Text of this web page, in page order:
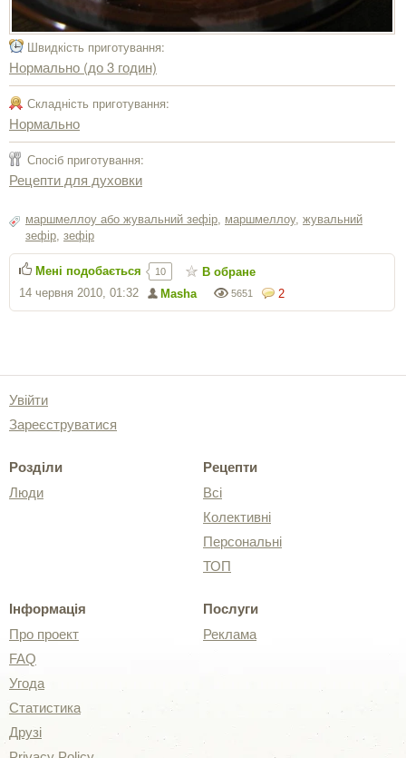
Швидкість приготування:
Нормально (до 3 годин)
Складність приготування:
Нормально
Спосіб приготування:
Рецепти для духовки
маршмеллоу або жувальний зефір, маршмеллоу, жувальний
зефір, зефір
2
5651
Masha
14 червня 2010, 01:32
Мені подобається 10 В обране
Увійти
Зареєструватися
Розділи
Люди
Рецепти
Всі
Колективні
Персональні
ТОП
Інформація
Про проект
FAQ
Угода
Статистика
Друзі
Послуги
Реклама